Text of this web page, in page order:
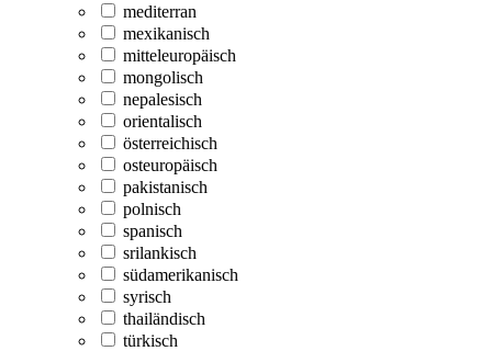
mediterran
mexikanisch
mitteleuropäisch
mongolisch
nepalesisch
orientalisch
österreichisch
osteuropäisch
pakistanisch
polnisch
spanisch
srilankisch
südamerikanisch
syrisch
thailändisch
türkisch